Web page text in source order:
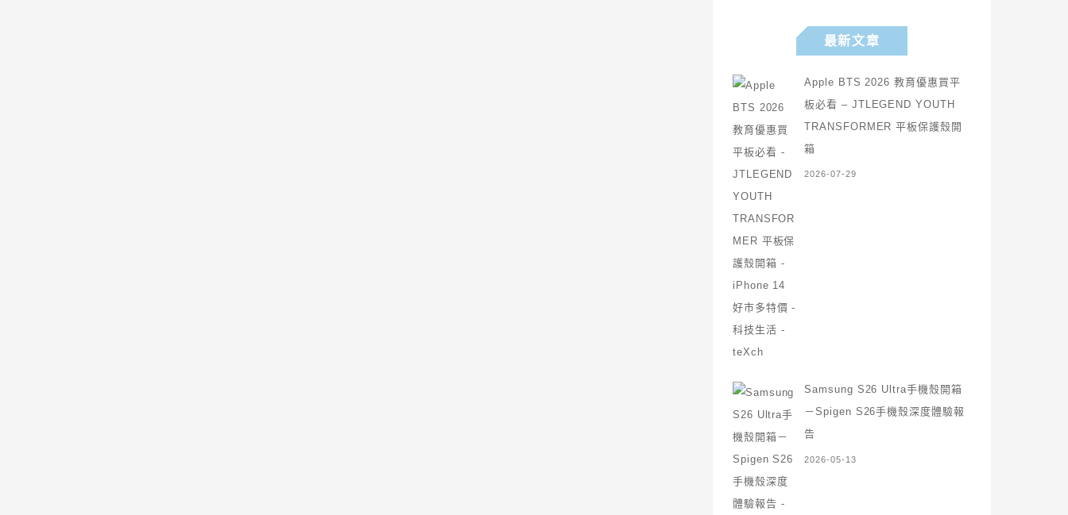
最新文章
Apple BTS 2026 教育優惠買平
板必看 – JTLEGEND YOUTH
TRANSFORMER 平板保護殼開
箱
2026-07-29
Samsung S26 Ultra手機殼開箱
－Spigen S26手機殼深度體驗報
告
2026-05-13